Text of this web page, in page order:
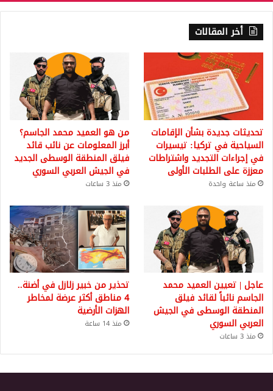
أخر المقالات
تحديثات جديدة بشأن الإقامات
السياحية في تركيا: تيسيرات
في إجراءات التجديد واشتراطات
معززة على الطلبات الأولى
منذ ساعة واحدة
من هو العميد محمد الجاسم؟
أبرز المعلومات عن نائب قائد
فيلق المنطقة الوسطى الجديد
في الجيش العربي السوري
منذ 3 ساعات
عاجل | تعيين العميد محمد
الجاسم نائباً لقائد فيلق
المنطقة الوسطى في الجيش
العربي السوري
منذ 3 ساعات
تحذير من خبير زلازل في أضنة..
4 مناطق أكثر عرضة لمخاطر
الهزات الأرضية
منذ 14 ساعة